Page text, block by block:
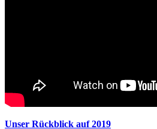
Unser Rückblick auf 2019